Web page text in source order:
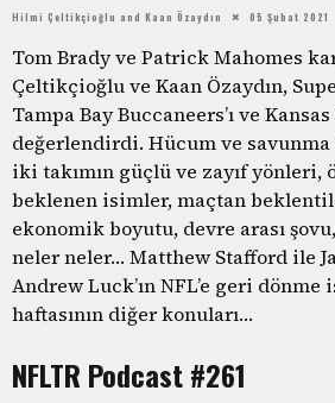
Hilmi Çeltikçioğlu and Kaan Özaydın 05 Şubat 2021
Tom Brady ve Patrick Mahomes
Çeltikçioğlu ve Kaan Özaydın,
Tampa Bay Buccaneers’ı ve
değerlendirdi. Hücum ve savunma
iki takımın güçlü ve zayıf yönleri,
beklenen isimler, maçtan
ekonomik boyutu, devre arası
neler neler… Matthew Stafford ile
Andrew Luck’ın NFL’e geri dönme
haftasının diğer konuları…
NFLTR Podcast #261